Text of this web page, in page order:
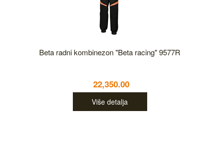
Beta radni kombinezon "Beta racing" 9577R
22,350.00
Više detalja